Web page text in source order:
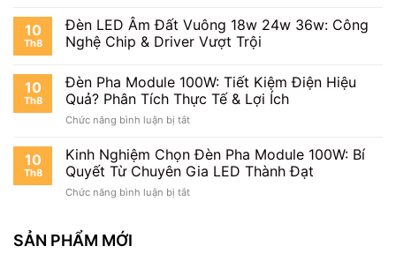
Bước
Chi
Sáng
Mạnh
Bỉ
Mọi
Trình
Thành
Đạt
Pha
Module
100W:
Xa
Bao
Nhiêu
Mét?
Mã
Khoảng
&
10
Th8
Đèn LED Âm Đất Vuông 18w 24w 36w: Công
Nghệ Chip & Driver Vượt Trội
10
Th8
Đèn Pha Module 100W: Tiết Kiệm Điện Hiệu
Quả? Phân Tích Thực Tế & Lợi Ích
Chức năng bình luận bị tắtở
Pha
Module
100W:
Tiết
10
Th8
Kinh Nghiệm Chọn Đèn Pha Module 100W: Bí
Quyết Từ Chuyên Gia LED Thành Đạt
Chức năng bình luận bị tắtở
SẢN PHẨM MỚI